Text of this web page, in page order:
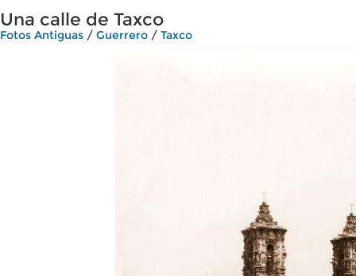
Una calle de Taxco
Fotos Antiguas / Guerrero / Taxco